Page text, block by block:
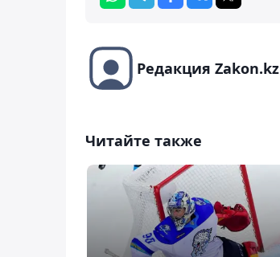
Редакция Zakon.kz
Читайте также